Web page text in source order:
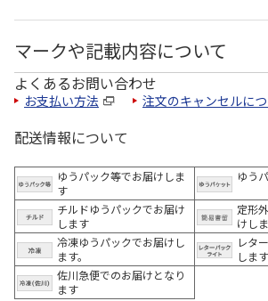
マークや記載内容について
よくあるお問い合わせ
お支払い方法 注文のキャンセルに
配送情報について
ゆうパック等でお届けしま
す
ゆう
チルドゆうパックでお届け
します
定形
けし
冷凍ゆうパックでお届けし
ます。
レタ
します
佐川急便でのお届けとなり
ます